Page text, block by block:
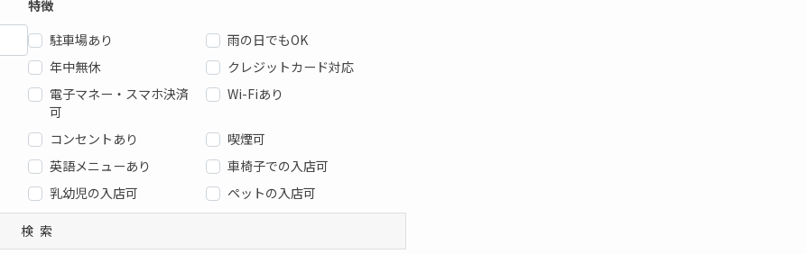
特徴
駐車場あり
雨の日でもOK
年中無休
クレジットカード対応
電子マネー・スマホ決済
可
Wi-Fiあり
コンセントあり
喫煙可
英語メニューあり
車椅子での入店可
乳幼児の入店可
ペットの入店可
検索